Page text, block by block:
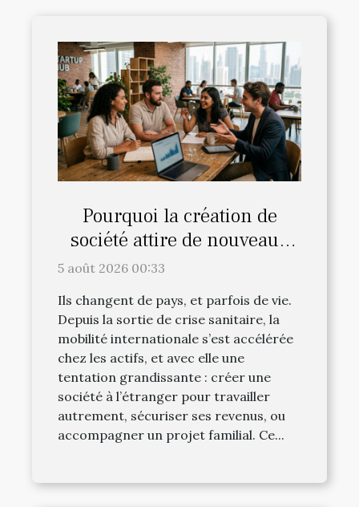
Pourquoi la création de
société attire de nouveaux
profils d’expatriés
5 août 2026 00:33
Ils changent de pays, et parfois de vie.
Depuis la sortie de crise sanitaire, la
mobilité internationale s’est accélérée
chez les actifs, et avec elle une
tentation grandissante : créer une
société à l’étranger pour travailler
autrement, sécuriser ses revenus, ou
accompagner un projet familial. Ce...